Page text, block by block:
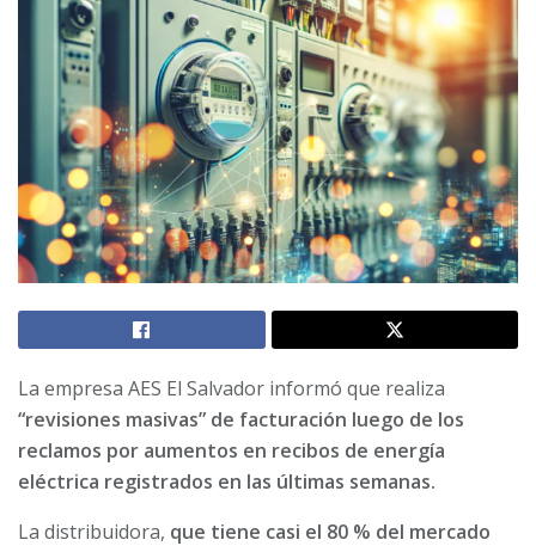
La empresa AES El Salvador informó que realiza
“revisiones masivas” de facturación luego de los
reclamos por aumentos en recibos de energía
eléctrica registrados en las últimas semanas.
La distribuidora, que tiene casi el 80 % del mercado